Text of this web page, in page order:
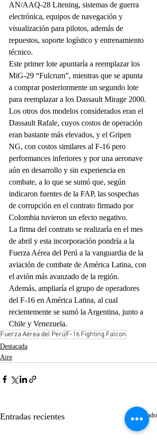
AN/AAQ-28 Litening, sistemas de guerra
electrónica, equipos de navegación y
visualización para pilotos, además de
repuestos, soporte logístico y entrenamiento
técnico.
Este primer lote apuntaría a reemplazar los
MiG-29 “Fulcrum”, mientras que se apunta
a comprar posteriormente un segundo lote
para reemplazar a los Dassault Mirage 2000.
Los otros dos modelos considerados eran el
Dassault Rafale, cuyos costos de operación
eran bastante más elevados, y el Gripen
NG, con costos similares al F-16 pero
performances inferiores y por una aeronave
aún en desarrollo y sin experiencia en
combate, a lo que se sumó que, según
indicaron fuentes de la FAP, las sospechas
de corrupción en el contrato firmado por
Colombia tuvieron un efecto negativo.
La firma del contrato se realizaría en el mes
de abril y esta incorporación pondría a la
Fuerza Aérea del Perú a la vanguardia de la
aviación de combate de América Latina, con
el avión más avanzado de la región.
Además, ampliaría el grupo de operadores
del F-16 en América Latina, al cual
recientemente se sumó la Argentina, junto a
Chile y Venezuela.
Fuerza Aérea del PerúF-16 Fighting Falcon
Destacada
Aire
Entradas recientes Ver todo